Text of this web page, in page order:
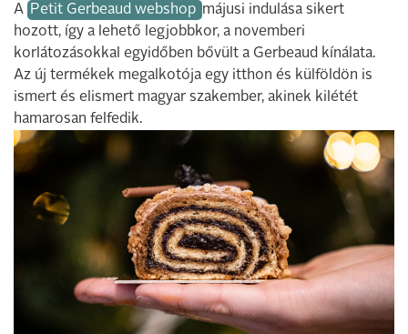
A Petit Gerbeaud webshop májusi indulása sikert
hozott, így a lehető legjobbkor, a novemberi
korlátozásokkal egyidőben bővült a Gerbeaud kínálata.
Az új termékek megalkotója egy itthon és külföldön is
ismert és elismert magyar szakember, akinek kilétét
hamarosan felfedik.